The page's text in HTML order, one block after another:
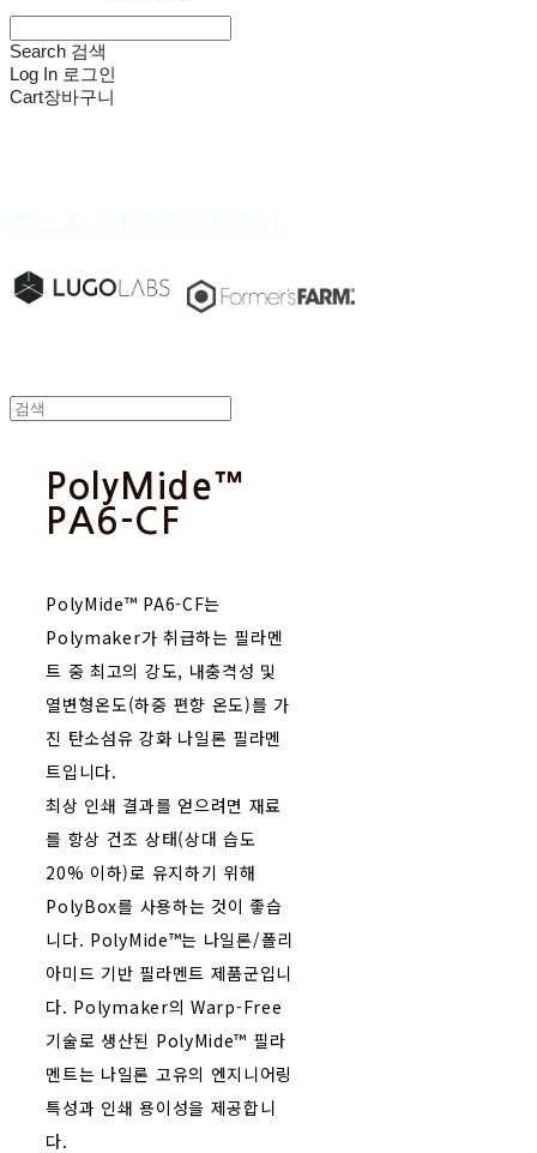
Search 검색
Log In 로그인
Cart장바구니
PolyMide™
PA6-CF
PolyMide™ PA6-CF는
Polymaker가 취급하는 필라멘
트 중 최고의 강도, 내충격성 및
열변형온도(하중 편향 온도)를 가
진 탄소섬유 강화 나일론 필라멘
트입니다.
최상 인쇄 결과를 얻으려면 재료
를 항상 건조 상태(상대 습도
20% 이하)로 유지하기 위해
PolyBox를 사용하는 것이 좋습
니다. PolyMide™는 나일론/폴리
아미드 기반 필라멘트 제품군입니
다. Polymaker의 Warp-Free
기술로 생산된 PolyMide™ 필라
멘트는 나일론 고유의 엔지니어링
특성과 인쇄 용이성을 제공합니
다.